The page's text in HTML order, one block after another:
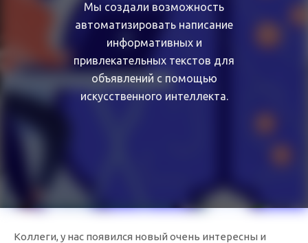
Мы создали возможность
автоматизировать написание
информативных и
привлекательных текстов для
объявлений с помощью
искусственного интеллекта.
Коллеги, у нас появился новый очень интересны и